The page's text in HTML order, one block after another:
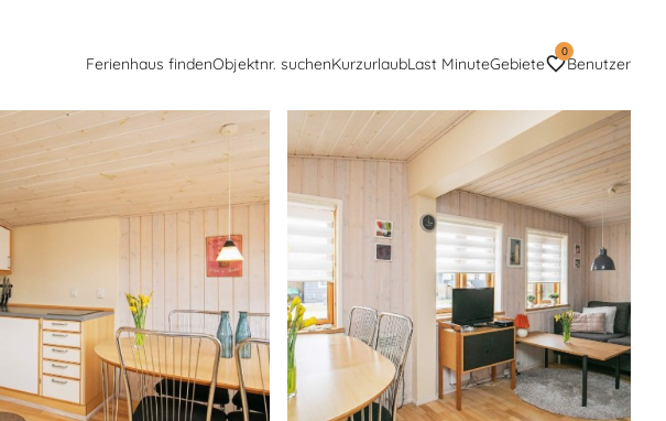
Ferienhaus findenObjektnr. suchenKurzurlaubLast MinuteGebiete
0
Benutzer